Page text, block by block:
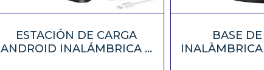
ESTACIÓN DE CARGA
ANDROID INALÁMBRICA 3
BASE